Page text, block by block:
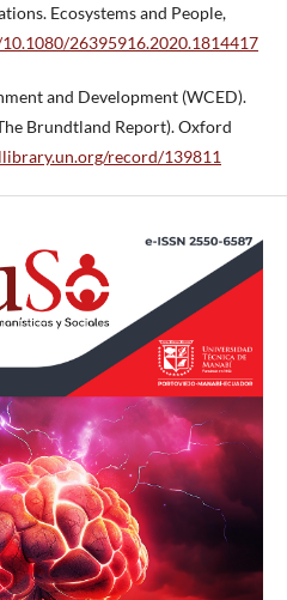
Ecosystems and People,
26395916.2020.1814417
and Development (WCED).
Brundtland Report). Oxford
record/139811